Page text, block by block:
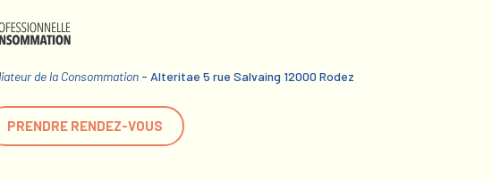
de la Consommation - Alteritae 5 rue Salvaing 12000 Rodez
PRENDRE RENDEZ-VOUS